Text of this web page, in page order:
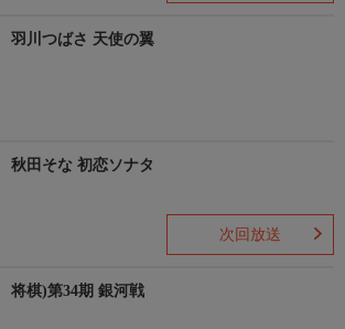
羽川つばさ 天使の翼
秋田そな 初恋ソナタ
次回放送
将棋)第34期 銀河戦